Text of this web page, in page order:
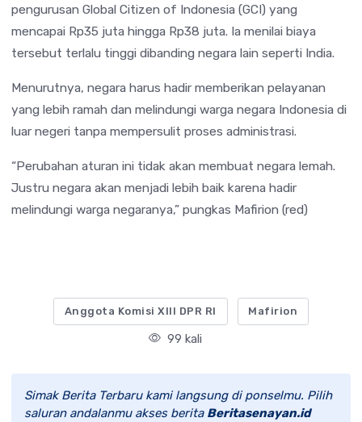
pengurusan Global Citizen of Indonesia (GCI) yang
mencapai Rp35 juta hingga Rp38 juta. Ia menilai biaya
tersebut terlalu tinggi dibanding negara lain seperti India.
Menurutnya, negara harus hadir memberikan pelayanan
yang lebih ramah dan melindungi warga negara Indonesia di
luar negeri tanpa mempersulit proses administrasi.
“Perubahan aturan ini tidak akan membuat negara lemah.
Justru negara akan menjadi lebih baik karena hadir
melindungi warga negaranya,” pungkas Mafirion (red)
Anggota Komisi XIII DPR RI Mafirion
99 kali
Simak Berita Terbaru kami langsung di ponselmu. Pilih
saluran andalanmu akses berita Beritasenayan.id